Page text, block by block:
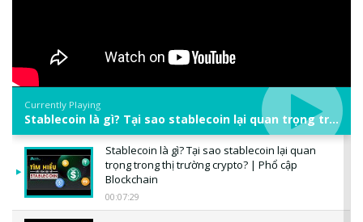
Currently Playing
Stablecoin là gì? Tại sao stablecoin lại quan trọng trong thị trường crypto? | Phổ cập Blockchain
Stablecoin là gì? Tại sao stablecoin lại quan
trọng trong thị trường crypto? | Phổ cập
Blockchain
00:07:29